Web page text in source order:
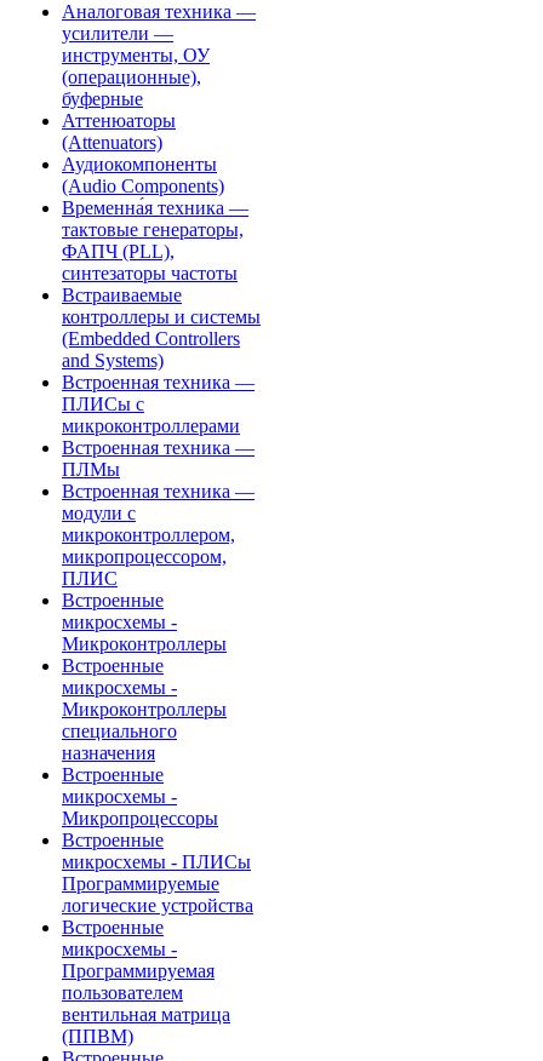
Аналоговая техника —
усилители —
инструменты, ОУ
(операционные),
буферные
Аттенюаторы
(Attenuators)
Аудиокомпоненты
(Audio Components)
Временна́я техника —
тактовые генераторы,
ФАПЧ (PLL),
синтезаторы частоты
Встраиваемые
контроллеры и системы
(Embedded Controllers
and Systems)
Встроенная техника —
ПЛИСы с
микроконтроллерами
Встроенная техника —
ПЛМы
Встроенная техника —
модули с
микроконтроллером,
микропроцессором,
ПЛИС
Встроенные
микросхемы -
Микроконтроллеры
Встроенные
микросхемы -
Микроконтроллеры
специального
назначения
Встроенные
микросхемы -
Микропроцессоры
Встроенные
микросхемы - ПЛИСы
Программируемые
логические устройства
Встроенные
микросхемы -
Программируемая
пользователем
вентильная матрица
(ППВМ)